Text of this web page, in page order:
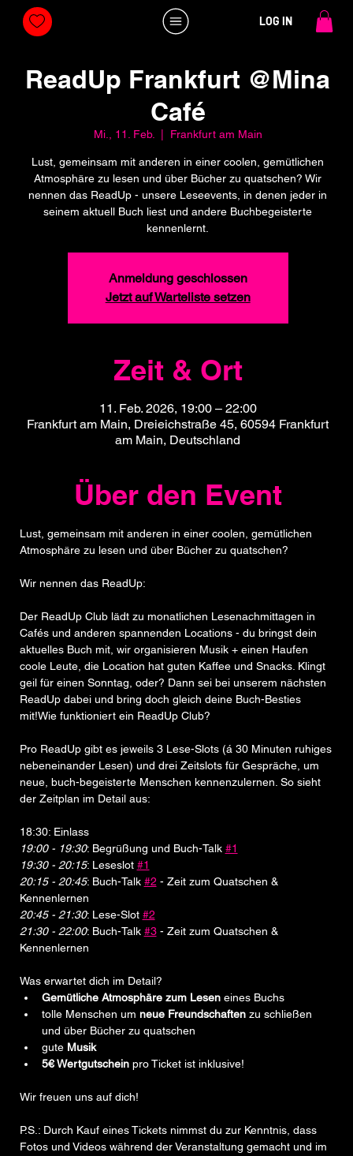
LOG IN
ReadUp Frankfurt @Mina
Café
Mi., 11. Feb. Frankfurt am Main
Lust, gemeinsam mit anderen in einer coolen, gemütlichen
Atmosphäre zu lesen und über Bücher zu quatschen? Wir
nennen das ReadUp - unsere Leseevents, in denen jeder in
seinem aktuell Buch liest und andere Buchbegeisterte
kennenlernt.
Anmeldung geschlossen
Jetzt auf Warteliste setzen
Zeit & Ort
11. Feb. 2026, 19:00 – 22:00
Frankfurt am Main, Dreieichstraße 45, 60594 Frankfurt
am Main, Deutschland
Über den Event
Lust, gemeinsam mit anderen in einer coolen, gemütlichen
Atmosphäre zu lesen und über Bücher zu quatschen?
Wir nennen das ReadUp:
Der ReadUp Club lädt zu monatlichen Lesenachmittagen in
Cafés und anderen spannenden Locations - du bringst dein
aktuelles Buch mit, wir organisieren Musik + einen Haufen
coole Leute, die Location hat guten Kaffee und Snacks. Klingt
geil für einen Sonntag, oder? Dann sei bei unserem nächsten
ReadUp dabei und bring doch gleich deine Buch-Besties
mit!Wie funktioniert ein ReadUp Club?
Pro ReadUp gibt es jeweils 3 Lese-Slots (á 30 Minuten ruhiges
nebeneinander Lesen) und drei Zeitslots für Gespräche, um
neue, buch-begeisterte Menschen kennenzulernen. So sieht
der Zeitplan im Detail aus:
18:30: Einlass
19:00 - 19:30: Begrüßung und Buch-Talk #1
19:30 - 20:15: Leseslot #1
20:15 - 20:45: Buch-Talk #2 - Zeit zum Quatschen &
Kennenlernen
20:45 - 21:30: Lese-Slot #2
21:30 - 22:00: Buch-Talk #3 - Zeit zum Quatschen &
Kennenlernen
Was erwartet dich im Detail?
Gemütliche Atmosphäre zum Lesen eines Buchs
tolle Menschen um neue Freundschaften zu schließen
und über Bücher zu quatschen
gute Musik
5€ Wertgutschein pro Ticket ist inklusive!
Wir freuen uns auf dich!
P.S.: Durch Kauf eines Tickets nimmst du zur Kenntnis, dass
Fotos und Videos während der Veranstaltung gemacht und im